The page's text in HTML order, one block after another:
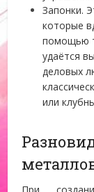
Запонки.
которые
помощью
удаётся
деловых
или